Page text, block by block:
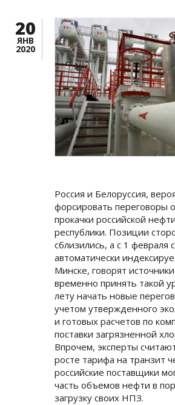
20
ЯНВ
2020
Россия и Белоруссия,
форсировать переговоры
прокачки российской
республики. Позиции
сблизились, а с 1 февраля
автоматически
Минске, говорят
временно принять такой
лету начать новые
учетом утвержденного
и готовых расчетов по
поставки загрязненной
Впрочем, эксперты
росте тарифа на транзит
российские поставщики
часть объемов нефти в
загрузку своих НПЗ.